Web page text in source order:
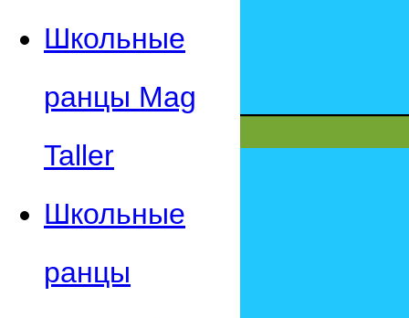
Школьные
ранцы Mag
Taller
Школьные
ранцы